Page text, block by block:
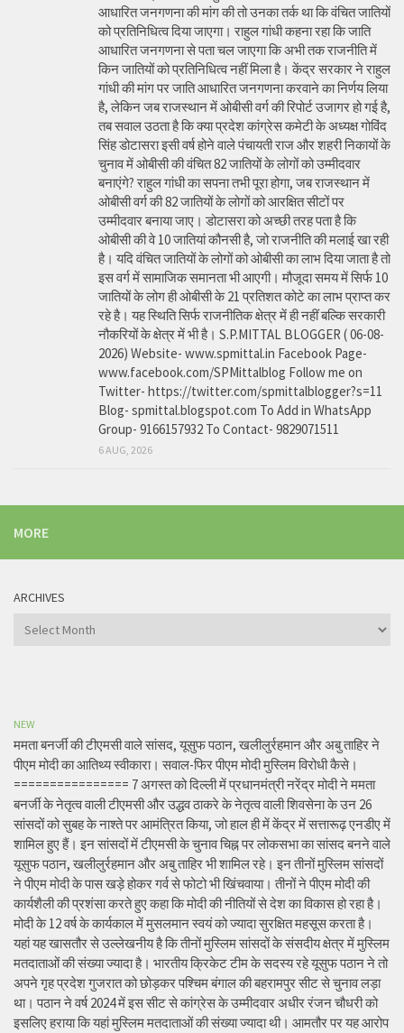
आधारित जनगणना की मांग की तो उनका तर्क था कि वंचित जातियों
को प्रतिनिधित्व दिया जाएगा। राहुल गांधी कहना रहा कि जाति
आधारित जनगणना से पता चल जाएगा कि अभी तक राजनीति में
किन जातियों को प्रतिनिधित्व नहीं मिला है। केंद्र सरकार ने राहुल
गांधी की मांग पर जाति आधारित जनगणना करवाने का निर्णय लिया
है, लेकिन जब राजस्थान में ओबीसी वर्ग की रिपोर्ट उजागर हो गई है,
तब सवाल उठता है कि क्या प्रदेश कांग्रेस कमेटी के अध्यक्ष गोविंद
सिंह डोटासरा इसी वर्ष होने वाले पंचायती राज और शहरी निकायों के
चुनाव में ओबीसी की वंचित 82 जातियों के लोगों को उम्मीदवार
बनाएंगे? राहुल गांधी का सपना तभी पूरा होगा, जब राजस्थान में
ओबीसी वर्ग की 82 जातियों के लोगों को आरक्षित सीटों पर
उम्मीदवार बनाया जाए। डोटासरा को अच्छी तरह पता है कि
ओबीसी की वे 10 जातियां कौनसी है, जो राजनीति की मलाई खा रही
है। यदि वंचित जातियों के लोगों को ओबीसी का लाभ दिया जाता है तो
इस वर्ग में सामाजिक समानता भी आएगी। मौजूदा समय में सिर्फ 10
जातियों के लोग ही ओबीसी के 21 प्रतिशत कोटे का लाभ प्राप्त कर
रहे है। यह स्थिति सिर्फ राजनीतिक क्षेत्र में ही नहीं बल्कि सरकारी
नौकरियों के क्षेत्र में भी है। S.P.MITTAL BLOGGER ( 06-08-
2026) Website- www.spmittal.in Facebook Page-
www.facebook.com/SPMittalblog Follow me on
Twitter- https://twitter.com/spmittalblogger?s=11
Blog- spmittal.blogspot.com To Add in WhatsApp
Group- 9166157932 To Contact- 9829071511
6 AUG, 2026
MORE
ARCHIVES
Archives
NEW
ममता बनर्जी की टीएमसी वाले सांसद, यूसुफ पठान, खलीलुर्रहमान और अबु ताहिर ने
पीएम मोदी का आतिथ्य स्वीकारा। सवाल-फिर पीएम मोदी मुस्लिम विरोधी कैसे।
================ 7 अगस्त को दिल्ली में प्रधानमंत्री नरेंद्र मोदी ने ममता
बनर्जी के नेतृत्व वाली टीएमसी और उद्धव ठाकरे के नेतृत्व वाली शिवसेना के उन 26
सांसदों को सुबह के नाश्ते पर आमंत्रित किया, जो हाल ही में केंद्र में सत्तारूढ़ एनडीए में
शामिल हुए हैं। इन सांसदों में टीएमसी के चुनाव चिह्न पर लोकसभा का सांसद बनने वाले
यूसुफ पठान, खलीलुर्रहमान और अबु ताहिर भी शामिल रहे। इन तीनों मुस्लिम सांसदों
ने पीएम मोदी के पास खड़े होकर गर्व से फोटो भी खिंचवाया। तीनों ने पीएम मोदी की
कार्यशैली की प्रशंसा करते हुए कहा कि मोदी की नीतियों से देश का विकास हो रहा है।
मोदी के 12 वर्ष के कार्यकाल में मुसलमान स्वयं को ज्यादा सुरक्षित महसूस करता है।
यहां यह खासतौर से उल्लेखनीय है कि तीनों मुस्लिम सांसदों के संसदीय क्षेत्र में मुस्लिम
मतदाताओं की संख्या ज्यादा है। भारतीय क्रिकेट टीम के सदस्य रहे यूसुफ पठान ने तो
अपने गृह प्रदेश गुजरात को छोड़कर पश्चिम बंगाल की बहरामपुर सीट से चुनाव लड़ा
था। पठान ने वर्ष 2024 में इस सीट से कांग्रेस के उम्मीदवार अधीर रंजन चौधरी को
इसलिए हराया कि यहां मुस्लिम मतदाताओं की संख्या ज्यादा थी। आमतौर पर यह आरोप